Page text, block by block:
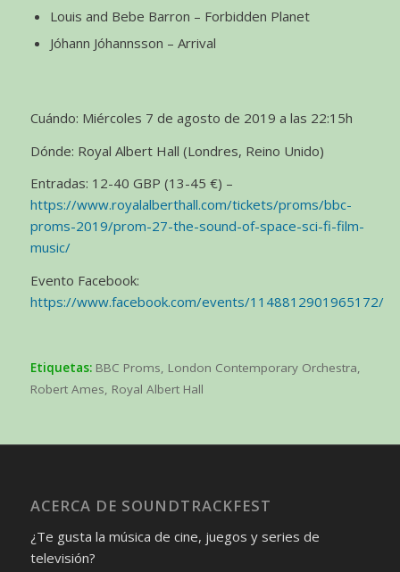
Louis and Bebe Barron – Forbidden Planet
Jóhann Jóhannsson – Arrival
Cuándo: Miércoles 7 de agosto de 2019 a las 22:15h
Dónde: Royal Albert Hall (Londres, Reino Unido)
Entradas: 12-40 GBP (13-45 €) –
https://www.royalalberthall.com/tickets/proms/bbc-
proms-2019/prom-27-the-sound-of-space-sci-fi-film-
music/
Evento Facebook:
https://www.facebook.com/events/1148812901965172/
Etiquetas: BBC Proms, London Contemporary Orchestra,
Robert Ames, Royal Albert Hall
ACERCA DE SOUNDTRACKFEST
¿Te gusta la música de cine, juegos y series de
televisión?